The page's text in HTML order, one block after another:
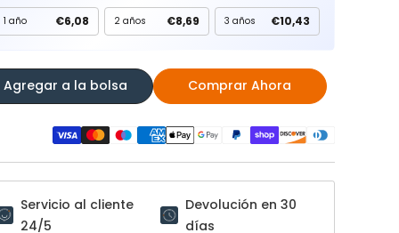
1 año €6,08 2 años €8,69 3 años €10,43
Agregar a la bolsa Comprar Ahora
Servicio al cliente
24/5
Devolución en 30
días